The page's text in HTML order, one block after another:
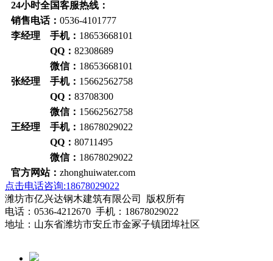
24小时全国客服热线：
销售电话： 0536-4101777
李经理 手机： 18653668101
QQ： 82308689
微信： 18653668101
张经理 手机： 15662562758
QQ： 83708300
微信： 15662562758
王经理 手机： 18678029022
QQ： 80711495
微信： 18678029022
官方网站： zhonghuiwater.com
点击电话咨询:18678029022
潍坊市亿兴达钢木建筑有限公司 版权所有
电话：0536-4212670 手机：18678029022
地址：山东省潍坊市安丘市金冢子镇团埠社区